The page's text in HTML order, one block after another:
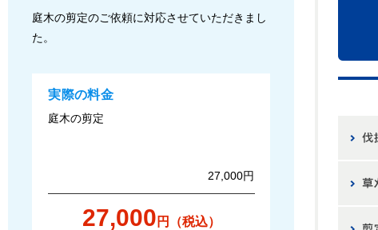
庭木の剪定のご依頼に対応させていただきまし
た。
実際の料金
庭木の剪定
27,000円
27,000 円（税込）